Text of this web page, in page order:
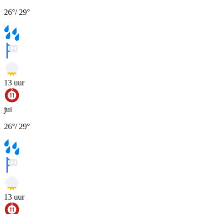
26°/ 29°
13 uur
jul
26°/ 29°
13 uur